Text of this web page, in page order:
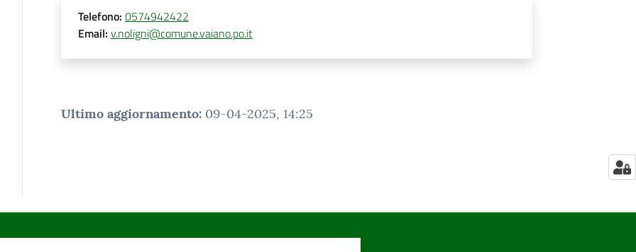
Telefono: 0574942422
Email: v.noligni@comune.vaiano.po.it
Ultimo aggiornamento: 09-04-2025, 14:25